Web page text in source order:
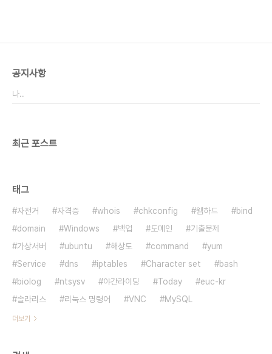
#VNC-server 1.3) Serv..
공지사항
나..
최근 포스트
태그
자전거 자격증 whois chkconfig 웹하드
bind
domain
Windows 백업 도메인
기출문제
가상서버
ubuntu 해상도 command
yum
Service
dns iptables Character set
bash
biolog
ntsysv 야간라이딩 Today
euc-kr
솔라리스
리눅스 명령어 VNC MySQL
더보기